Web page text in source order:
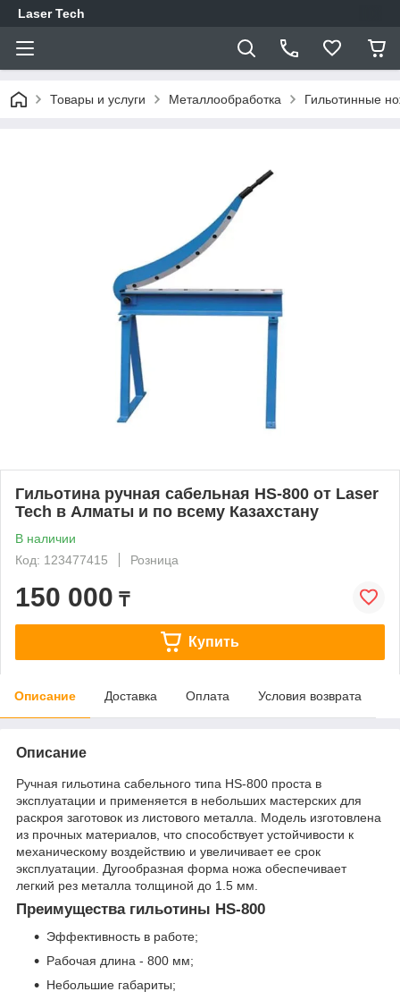
Laser Tech
Товары и услуги Металлообработка Гильотинные
Гильотина ручная сабельная HS-800 от Laser
Tech в Алматы и по всему Казахстану
В наличии
Код: 123477415
Розница
150 000 ₸
Купить
Описание Доставка Оплата Условия возврата
Описание
Ручная гильотина сабельного типа HS-800 проста в
эксплуатации и применяется в небольших мастерских для
раскроя заготовок из листового металла. Модель изготовлена
из прочных материалов, что способствует устойчивости к
механическому воздействию и увеличивает ее срок
эксплуатации. Дугообразная форма ножа обеспечивает
легкий рез металла толщиной до 1.5 мм.
Преимущества гильотины HS-800
Эффективность в работе;
Рабочая длина - 800 мм;
Небольшие габариты;